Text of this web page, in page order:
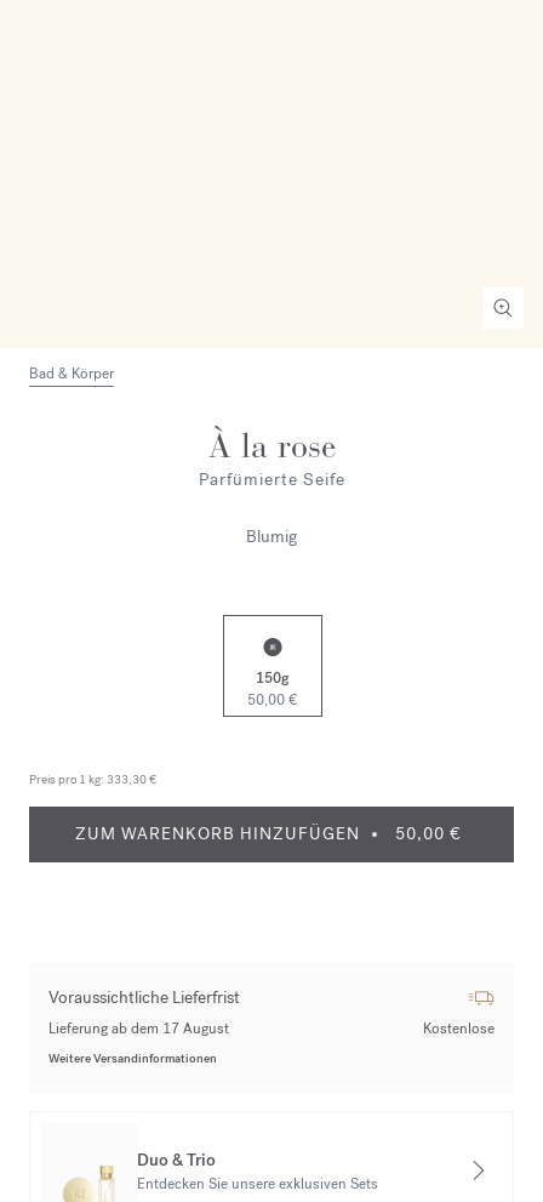
Bad & Körper
À la rose
Parfümierte Seife
Blumig
150g
50,00 €
Preis pro 1 kg: 333,30 €
ZUM WARENKORB HINZUFÜGEN 50,00 €
Voraussichtliche Lieferfrist
Lieferung ab dem 17 August Kostenlose
Weitere Versandinformationen
Duo & Trio
Entdecken Sie unsere exklusiven Sets